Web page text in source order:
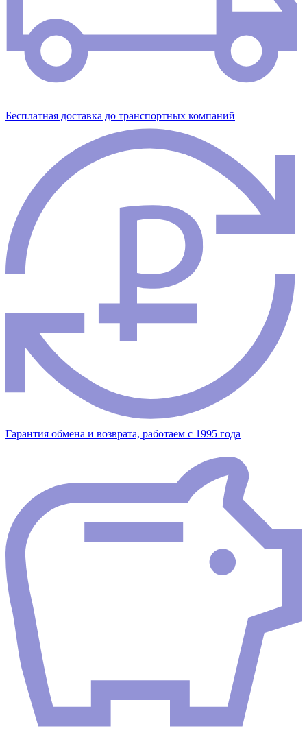
Бесплатная доставка до транспортных компаний
Гарантия обмена и возврата, работаем с 1995 года